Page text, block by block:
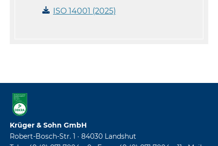
ISO 14001 (2025)
Krüger & Sohn GmbH
Robert-Bosch-Str. 1 · 84030 Landshut